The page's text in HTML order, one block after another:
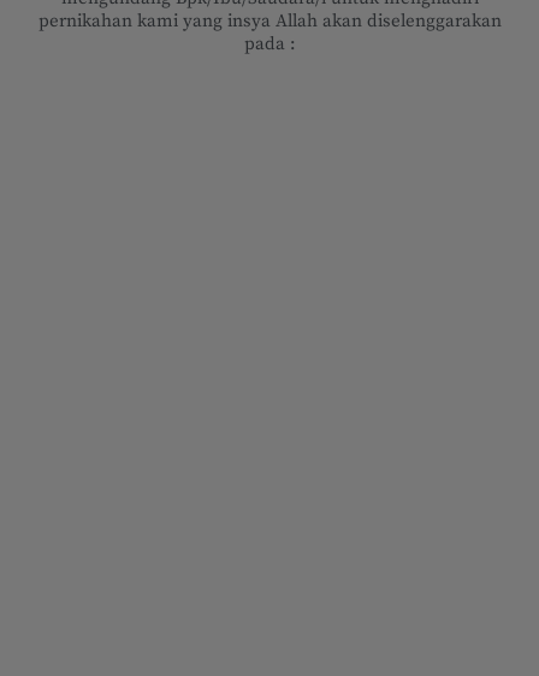
pernikahan kami yang insya Allah akan diselenggarakan
pada :